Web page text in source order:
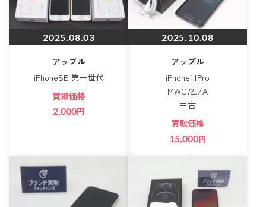
2025.08.03
アップル
iPhoneSE 第一世代
買取価格
2,000円
2025.10.08
アップル
iPhone11Pro
MWC72J/A
中古
買取価格
15,000円